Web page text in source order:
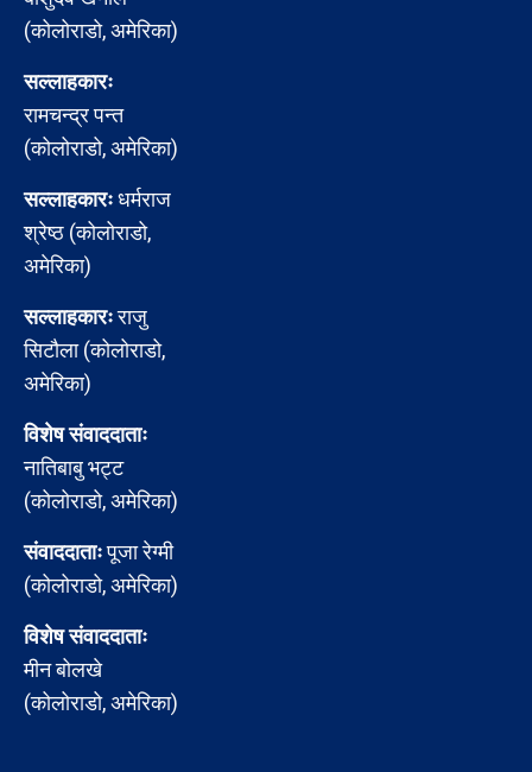
(कोलोराडो, अमेरिका)
सल्लाहकारः
रामचन्द्र पन्त
(कोलोराडो, अमेरिका)
सल्लाहकारःधर्मराज
श्रेष्ठ (कोलोराडो,
अमेरिका)
सल्लाहकारःराजु
सिटौला (कोलोराडो,
अमेरिका)
विशेष संवाददाताः
नातिबाबु भट्ट
(कोलोराडो, अमेरिका)
संवाददाताःपूजा रेग्मी
(कोलोराडो, अमेरिका)
विशेष संवाददाताः
मीन बोलखे
(कोलोराडो, अमेरिका)